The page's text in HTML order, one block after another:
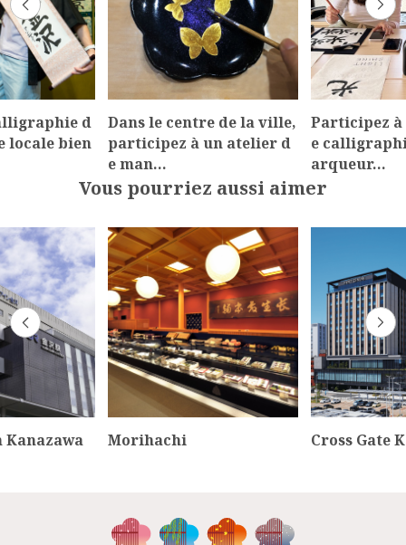
d
locale bien
Dans le centre de la ville,
participez à un atelier d
e man…
Participez
e
arqueur…
Vous pourriez aussi aimer
Kanazawa Morihachi Cross Gate